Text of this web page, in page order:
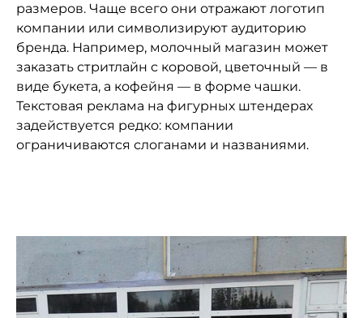
размеров. Чаще всего они отражают логотип
компании или символизируют аудиторию
бренда. Например, молочный магазин может
заказать стритлайн с коровой, цветочный — в
виде букета, а кофейня — в форме чашки.
Текстовая реклама на фигурных штендерах
задействуется редко: компании
ограничиваются слоганами и названиями.